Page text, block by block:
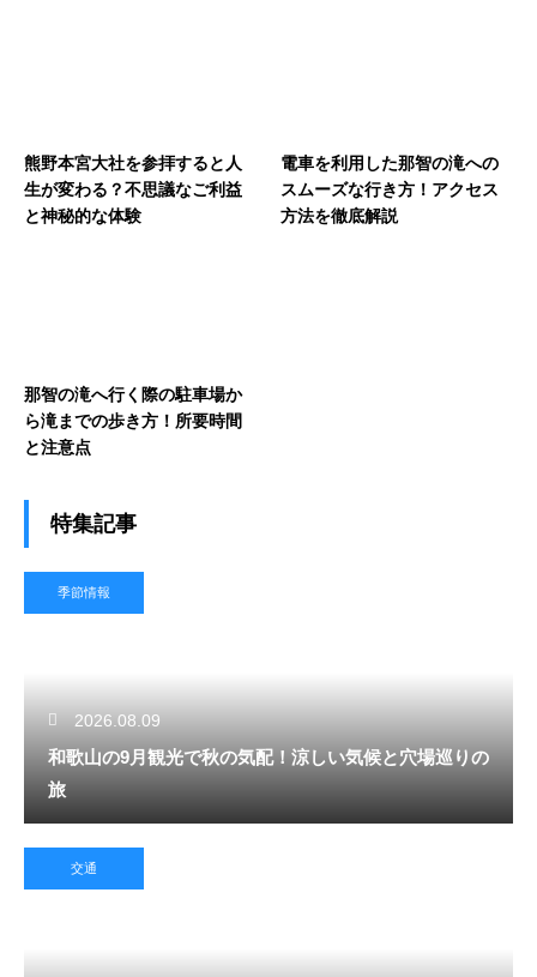
熊野本宮大社を参拝すると人
生が変わる？不思議なご利益
と神秘的な体験
電車を利用した那智の滝への
スムーズな行き方！アクセス
方法を徹底解説
那智の滝へ行く際の駐車場か
ら滝までの歩き方！所要時間
と注意点
特集記事
季節情報
2026.08.09
和歌山の9月観光で秋の気配！涼しい気候と穴場巡りの
旅
交通